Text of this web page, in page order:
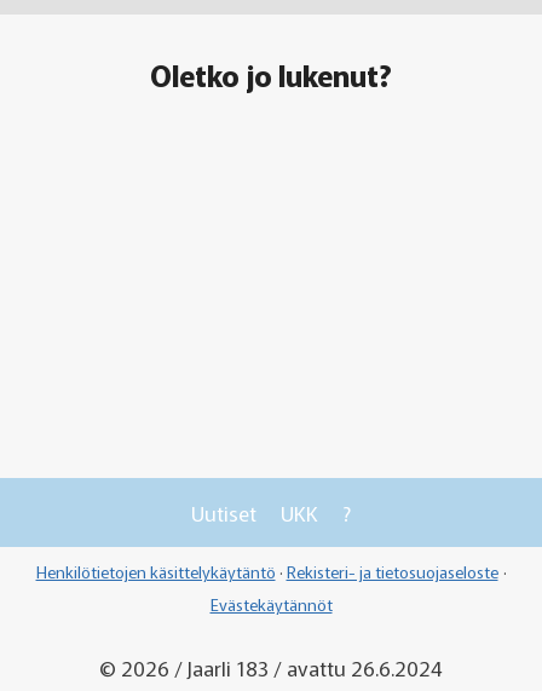
Oletko jo lukenut?
Uutiset UKK ?
Henkilötietojen käsittelykäytäntö · Rekisteri- ja tietosuojaseloste ·
Evästekäytännöt
© 2026 / Jaarli 183 / avattu 26.6.2024